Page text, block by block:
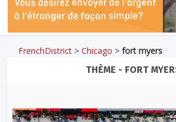
FrenchDistrict >Chicago >fort myers
THÈME - FORT